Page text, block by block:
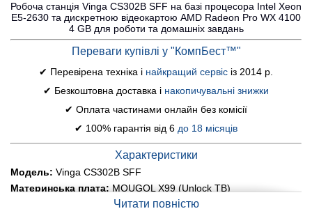
Робоча станція Vinga CS302B SFF на базі процесора Intel Xeon
E5-2630 та дискретною відеокартою AMD Radeon Pro WX 4100
4 GB для роботи та домашніх завдань
Переваги купівлі у "КомпБест™"
✔ Перевірена техніка і найкращий сервіс із 2014 р.
✔ Безкоштовна доставка і накопичувальні знижки
✔ Оплата частинами онлайн без комісії
✔ 100% гарантія від 6 до 18 місяців
Характеристики
Модель: Vinga CS302B SFF
Материнська плата: MOUGOL X99 (Unlock TB)
Intel Xeon E5-2630 v3 (8 (16) ядер по 2.4 - 3.2
Читати повністю